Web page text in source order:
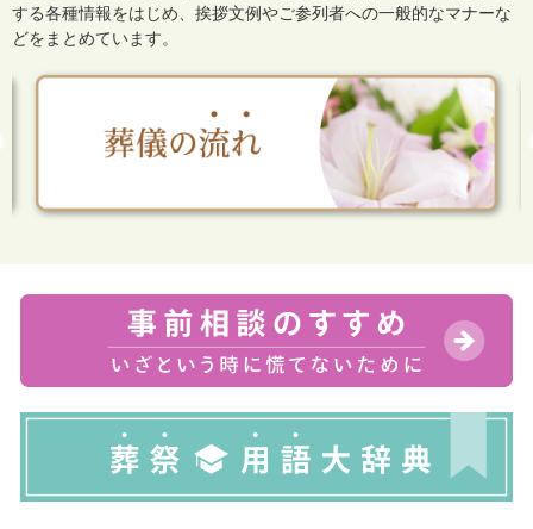
する各種情報をはじめ、 挨拶文例やご参列者への一般的なマナーな
どをまとめています。